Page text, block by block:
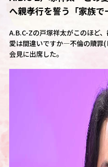
へ親孝行を誓う「家族で
A.B.C-Zの戸塚祥太がこのほど
愛は間違いですか―不倫の贖罪
会見に出席した。